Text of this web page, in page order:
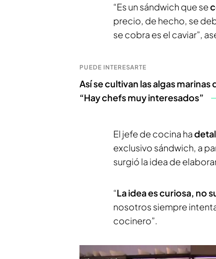
“Es un sándwich que se
precio, de hecho, se
se cobra es el caviar”,
PUEDE INTERESARTE
Así se cultivan las algas
“Hay chefs muy interesados”
El jefe de cocina ha
exclusivo sándwich, a
surgió la idea de
“La idea es curiosa, no
nosotros siempre
cocinero”.